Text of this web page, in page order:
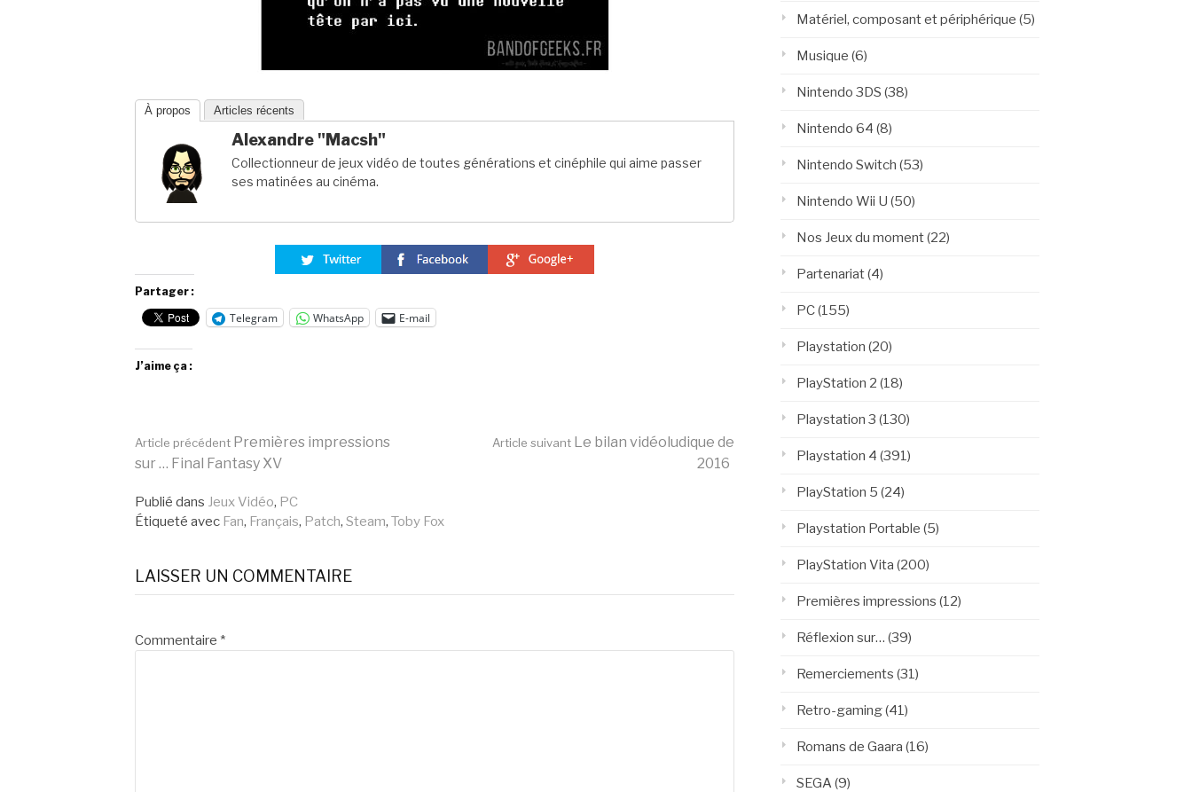
À propos Articles récents
Alexandre "Macsh"
Collectionneur de jeux vidéo de toutes générations et cinéphile qui aime passer
ses matinées au cinéma.
Partager :
Telegram WhatsApp E-mail
J’aime ça :
Lire
la
suite
Article précédent Premières impressions
sur … Final Fantasy XV
Article suivant Le bilan vidéoludique de
2016
Publié dans Jeux Vidéo, PC
Étiqueté avec Fan, Français, Patch, Steam, Toby Fox
LAISSER UN COMMENTAIRE
Commentaire *
Matériel, composant et périphérique (5)
Musique (6)
Nintendo 3DS (38)
Nintendo 64 (8)
Nintendo Switch (53)
Nintendo Wii U (50)
Nos Jeux du moment(22)
Partenariat(4)
PC(155)
Playstation (20)
PlayStation 2 (18)
Playstation 3 (130)
Playstation 4 (391)
PlayStation 5 (24)
Playstation Portable (5)
PlayStation Vita (200)
Premières impressions (12)
Réflexion sur… (39)
Remerciements (31)
Retro-gaming(41)
Romans de Gaara (16)
SEGA (9)